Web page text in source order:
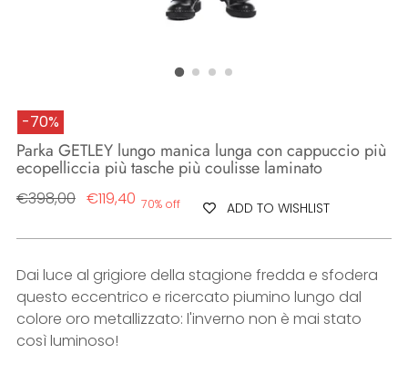
-70%
Parka GETLEY lungo manica lunga con cappuccio più
ecopelliccia più tasche più coulisse laminato
Regular
€398,00 €119,40 70% off ADD TO WISHLIST
Dai luce al grigiore della stagione fredda e sfodera
questo eccentrico e ricercato piumino lungo dal
colore oro metallizzato: l'inverno non è mai stato
così luminoso!